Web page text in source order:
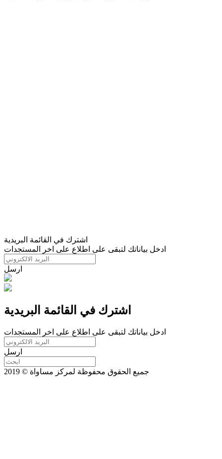
اشترك في القائمة البريدية
ادخل بياناتك لتبقى على اطلاع على اخر المستجدات
ارسل
اشترك في القائمة البريدية
ادخل بياناتك لتبقى على اطلاع على اخر المستجدات
ارسل
جميع الحقوق محفوظة لمركز مساواة © 2019